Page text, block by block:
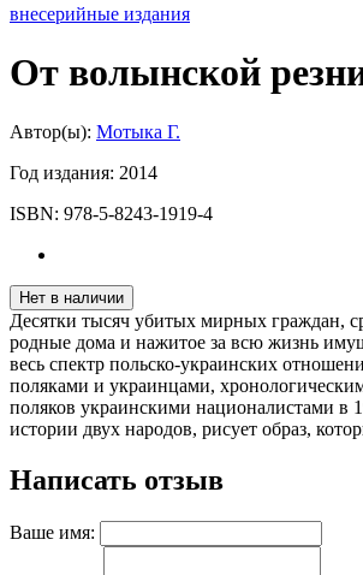
внесерийные издания
От волынской
Автор(ы): Мотыка Г.
Год издания: 2014
ISBN: 978-5-8243-1919-4
Нет в наличии
Десятки тысяч убитых мирных граждан,
родные дома и нажитое за всю жизнь
весь спектр польско-украинских
поляками и украинцами,
поляков украинскими националистами в
истории двух народов, рисует образ,
Написать отзыв
Ваше имя: